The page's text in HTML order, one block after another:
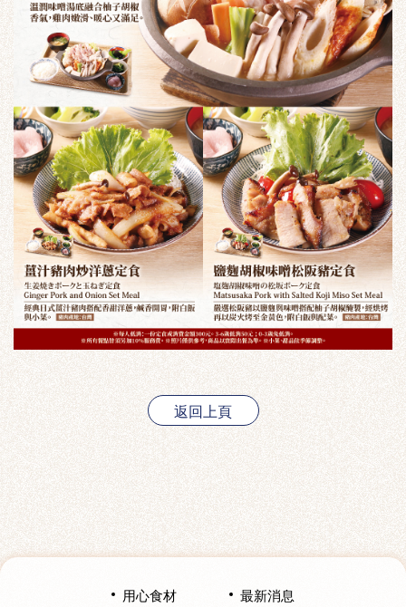
返回上頁
用心食材 最新消息